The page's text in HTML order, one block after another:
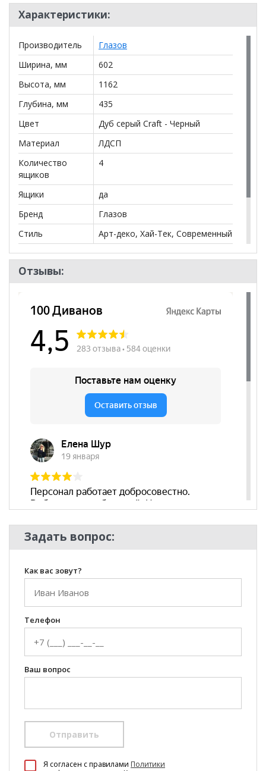
Выдвижные ящики на шариковых
направляющих
*Дополнительную информацию о том, как купить
OSLO 6 Комод
уточняйте у нашего менеджера по
телефону+79292022735.
**Цены на официальном сайте100диванов.com
действительны только для интернет-магазина
могут отличаться от цен в розничных магазинах-
салонах сети!
Характеристики:
Производитель
Глазов
Ширина, мм
602
Высота, мм
1162
Глубина, мм
435
Цвет
Дуб серый Craft - Черный
Материал
ЛДСП
Количество
ящиков
4
Ящики
да
Бренд
Глазов
Стиль
Арт-деко, Хай-Тек, Современный
Комната
Прихожая, Гостиная, Кабинет/
Пол
Отзывы:
Задать вопрос:
Как вас зовут?
Телефон
Ваш вопрос
Отправить
Я согласен c правилами Политики